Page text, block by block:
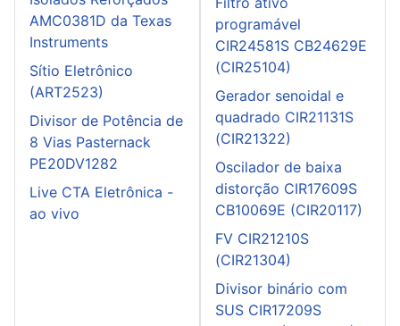
AMC0381D da Texas
Instruments
Sítio Eletrônico
(ART2523)
Divisor de Potência de
8 Vias Pasternack
PE20DV1282
Live CTA Eletrônica -
ao vivo
programável
CIR24581S CB24629E
(CIR25104)
Gerador senoidal e
quadrado CIR21131S
(CIR21322)
Oscilador de baixa
distorção CIR17609S
CB10069E (CIR20117)
FV CIR21210S
(CIR21304)
Divisor binário com
SUS CIR17209S